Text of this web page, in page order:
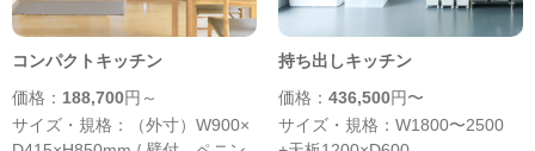
コンパクトキッチン
価格： 188,700円～
サイズ・規格：（外寸）W900×
持ち出しキッチン
価格： 436,500円〜
サイズ・規格：W1800〜2500